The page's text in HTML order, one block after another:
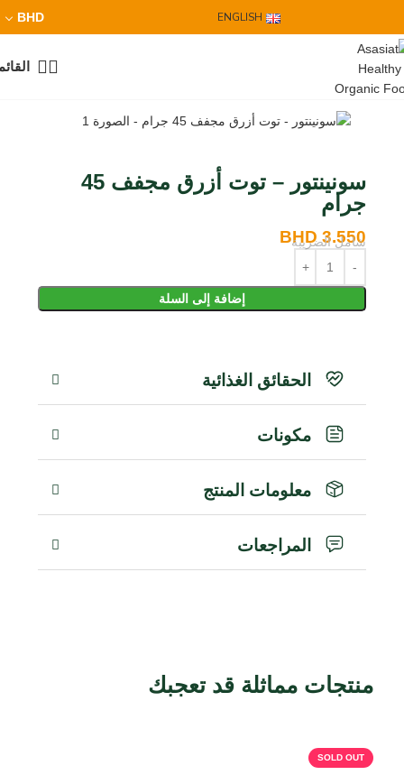
ENGLISH
BHD
سونينتور – توت أزرق مجفف 45
جرام
3.550
BHD
شامل الضريبة
إضافة إلى السلة
الحقائق الغذائية
مكونات
معلومات المنتج
المراجعات
منتجات مماثلة قد تعجبك
SOLD OUT